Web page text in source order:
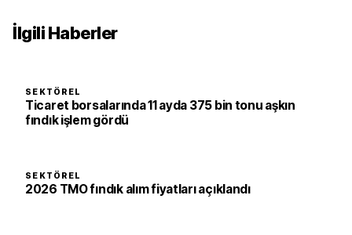
İlgili Haberler
SEKTÖREL
Ticaret borsalarında 11 ayda 375 bin tonu aşkın
fındık işlem gördü
SEKTÖREL
2026 TMO fındık alım fiyatları açıklandı